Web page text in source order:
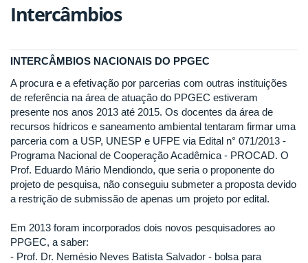
Intercâmbios
INTERCÂMBIOS NACIONAIS DO PPGEC
A procura e a efetivação por parcerias com outras instituições
de referência na área de atuação do PPGEC estiveram
presente nos anos 2013 até 2015. Os docentes da área de
recursos hídricos e saneamento ambiental tentaram firmar uma
parceria com a USP, UNESP e UFPE via Edital n° 071/2013 -
Programa Nacional de Cooperação Acadêmica - PROCAD. O
Prof. Eduardo Mário Mendiondo, que seria o proponente do
projeto de pesquisa, não conseguiu submeter a proposta devido
a restrição de submissão de apenas um projeto por edital.
Em 2013 foram incorporados dois novos pesquisadores ao
PPGEC, a saber:
- Prof. Dr. Nemésio Neves Batista Salvador - bolsa para